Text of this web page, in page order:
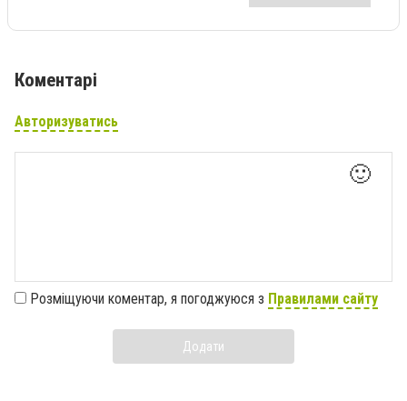
Коментарі
Авторизуватись
🙂
Розміщуючи коментар, я погоджуюся з Правилами сайту
Додати